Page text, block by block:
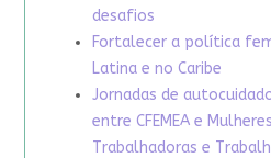
desafios
Fortalecer a política
Latina e no Caribe
Jornadas de
entre CFEMEA e
Trabalhadoras e